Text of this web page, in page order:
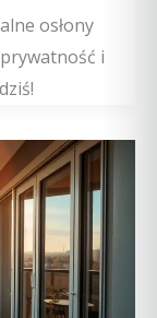
osłony
i